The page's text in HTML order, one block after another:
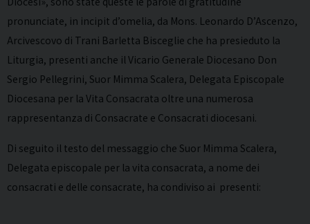
pronunciate, in incipit d’omelia, da Mons. Leonardo D’Ascenzo,
Arcivescovo di Trani Barletta Bisceglie che ha presieduto la
Liturgia, presenti anche il Vicario Generale Diocesano Don
Sergio Pellegrini, Suor Mimma Scalera, Delegata Episcopale
Diocesana per la Vita Consacrata oltre una numerosa
rappresentanza di Consacrate e Consacrati diocesani.
Di seguito il testo del messaggio che Suor Mimma Scalera,
Delegata episcopale per la vita consacrata, a nome dei
consacrati e delle consacrate, ha condiviso ai presenti: